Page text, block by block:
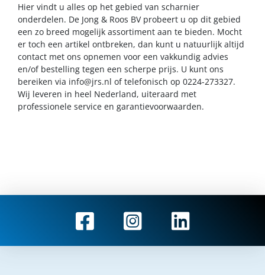
Hier vindt u alles op het gebied van scharnier
onderdelen. De Jong & Roos BV probeert u op dit gebied
een zo breed mogelijk assortiment aan te bieden. Mocht
er toch een artikel ontbreken, dan kunt u natuurlijk altijd
contact met ons opnemen voor een vakkundig advies
en/of bestelling tegen een scherpe prijs. U kunt ons
bereiken via info@jrs.nl of telefonisch op 0224-273327.
Wij leveren in heel Nederland, uiteraard met
professionele service en garantievoorwaarden.